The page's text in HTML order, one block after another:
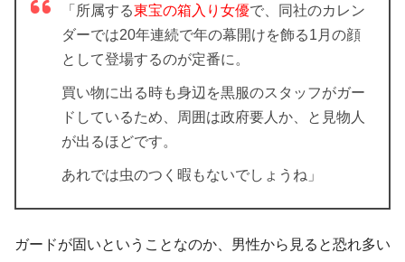
「所属する東宝の箱入り女優で、同社のカレン
ダーでは20年連続で年の幕開けを飾る1月の顔
として登場するのが定番に。
買い物に出る時も身辺を黒服のスタッフがガー
ドしているため、周囲は政府要人か、と見物人
が出るほどです。
あれでは虫のつく暇もないでしょうね」
ガードが固いということなのか、男性から見ると恐れ多い